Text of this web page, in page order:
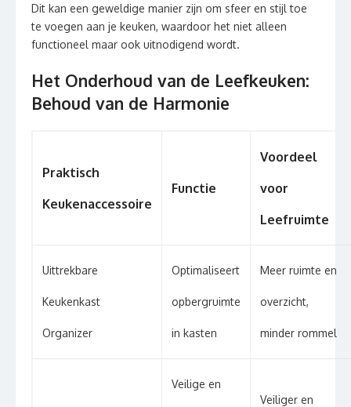
Dit kan een geweldige manier zijn om sfeer en stijl toe
te voegen aan je keuken, waardoor het niet alleen
functioneel maar ook uitnodigend wordt.
Het Onderhoud van de Leefkeuken:
Behoud van de Harmonie
Praktisch
Keukenaccessoire
Functie
Voordeel
voor
Leefruimte
Uittrekbare
Keukenkast
Organizer
Optimaliseert
opbergruimte
in kasten
Meer ruimte en
overzicht,
minder rommel
Veilige en
Veiliger en